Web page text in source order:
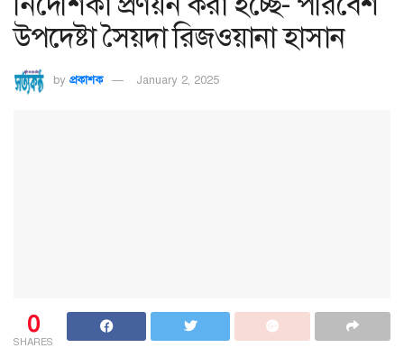
উপদেষ্টা সৈয়দা রিজওয়ানা হাসান
by প্রকাশক January 2, 2025
0
SHARES